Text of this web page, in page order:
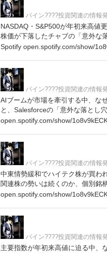
パイン????投資関連の情報
NASDAQ・S&P500が年初来高値
株価が下落したチャブの「意外な
Spotify open.spotify.com/show/
パイン????投資関連の情報
AIブームが市場を牽引する中、な
と、Salesforceの「意外な落とし
open.spotify.com/show/
パイン????投資関連の情報
中東情勢緩和でハイテク株が買わ
関連株の勢いは続くのか、個別銘
open.spotify.com/show/
パイン????投資関連の情報
主要指数が年初来高値に迫る中、